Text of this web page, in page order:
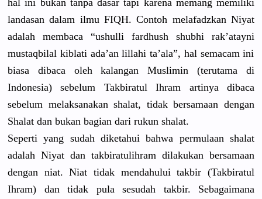
landasan dalam ilmu FIQH. Contoh melafadzkan Niyat
adalah membaca “ushulli fardhush shubhi rak’atayni
mustaqbilal kiblati ada’an lillahi ta’ala”, hal semacam ini
biasa dibaca oleh kalangan Muslimin (terutama di
Indonesia) sebelum Takbiratul Ihram artinya dibaca
sebelum melaksanakan shalat, tidak bersamaan dengan
Shalat dan bukan bagian dari rukun shalat.
Seperti yang sudah diketahui bahwa permulaan shalat
adalah Niyat dan takbiratulihram dilakukan bersamaan
dengan niat. Niat tidak mendahului takbir (Takbiratul
Ihram) dan tidak pula sesudah takbir. Sebagaimana